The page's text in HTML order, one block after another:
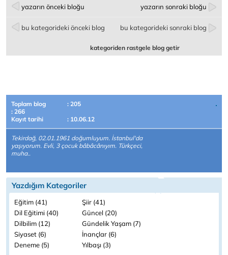
yazarın önceki bloğu yazarın sonraki bloğu
bu kategorideki önceki blog bu kategorideki sonraki blog
kategoriden rastgele blog getir
Toplam blog
: 205
: 266
Kayıt tarihi
: 10.06.12
Tekirdağ, 02.01.1961 doğumluyum. İstanbul'da
yaşıyorum. Evli, 3 çocuk bâbâcânıyım. Türkçeci,
muha..
Yazdığım Kategoriler
Eğitim (41)
Şiir (41)
Dil Eğitimi (40)
Güncel (20)
Dilbilim (12)
Gündelik Yaşam (7)
Siyaset (6)
İnançlar (6)
Deneme (5)
Yılbaşı (3)